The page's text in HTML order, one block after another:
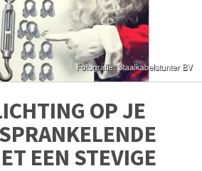
OP JE
EEN STEVIGE